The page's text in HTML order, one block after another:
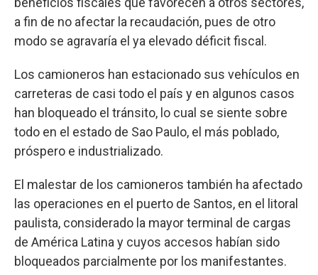
a fin de no afectar la recaudación, pues de otro
modo se agravaría el ya elevado déficit fiscal.
Los camioneros han estacionado sus vehículos en
carreteras de casi todo el país y en algunos casos
han bloqueado el tránsito, lo cual se siente sobre
todo en el estado de Sao Paulo, el más poblado,
próspero e industrializado.
El malestar de los camioneros también ha afectado
las operaciones en el puerto de Santos, en el litoral
paulista, considerado la mayor terminal de cargas
de América Latina y cuyos accesos habían sido
bloqueados parcialmente por los manifestantes.